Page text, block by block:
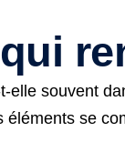
elle souvent
se